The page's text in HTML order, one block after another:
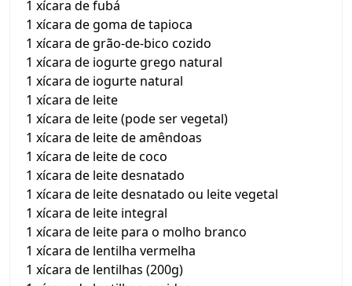
1 xícara de fubá
1 xícara de goma de tapioca
1 xícara de grão-de-bico cozido
1 xícara de iogurte grego natural
1 xícara de iogurte natural
1 xícara de leite
1 xícara de leite (pode ser vegetal)
1 xícara de leite de amêndoas
1 xícara de leite de coco
1 xícara de leite desnatado
1 xícara de leite desnatado ou leite vegetal
1 xícara de leite integral
1 xícara de leite para o molho branco
1 xícara de lentilha vermelha
1 xícara de lentilhas (200g)